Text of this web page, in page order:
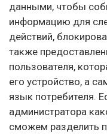
данными, чтобы
информацию для
действий,
также
пользователя,
его устройство, а
язык потребителя.
администратора
сможем разделить